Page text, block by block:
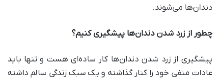
دندان‌ها می‌شوند.
چطور از زرد شدن دندان‌ها پیشگیری کنیم؟
پیشگیری از زرد شدن دندان‌ها کار ساده‌ای هست و تنها باید
عادات منفی خود را کنار گذاشته و یک سبک زندگی سالم داشته